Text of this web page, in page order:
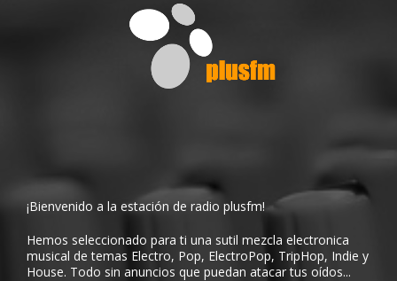
¡Bienvenido a la estación de radio plusfm!
Hemos seleccionado para ti una sutil mezcla electronica
musical de temas Electro, Pop, ElectroPop, TripHop, Indie y
House. Todo sin anuncios que puedan atacar tus oídos...